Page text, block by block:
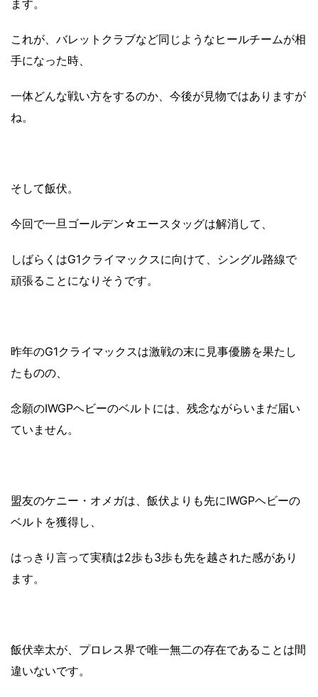
ます。
これが、バレットクラブなど同じようなヒールチームが相
手になった時、
一体どんな戦い方をするのか、今後が見物ではありますが
ね。
そして飯伏。
今回で一旦ゴールデン☆エースタッグは解消して、
しばらくはG1クライマックスに向けて、シングル路線で
頑張ることになりそうです。
昨年のG1クライマックスは激戦の末に見事優勝を果たし
たものの、
念願のIWGPヘビーのベルトには、残念ながらいまだ届い
ていません。
盟友のケニー・オメガは、飯伏よりも先にIWGPヘビーの
ベルトを獲得し、
はっきり言って実積は2歩も3歩も先を越された感があり
ます。
飯伏幸太が、プロレス界で唯一無二の存在であることは間
違いないです。